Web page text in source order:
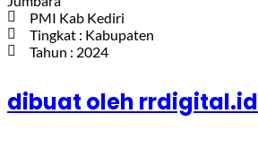
PMI Kab Kediri
Tingkat : Kabupaten
Tahun : 2024
dibuat oleh rrdigital.id